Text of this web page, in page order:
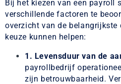
Bij het kiezen van een payroll
verschillende factoren te
overzicht van de belangrijkste
keuze kunnen helpen:
1. Levensduur van de
payrollbedrijf
zijn betrouwbaarheid.